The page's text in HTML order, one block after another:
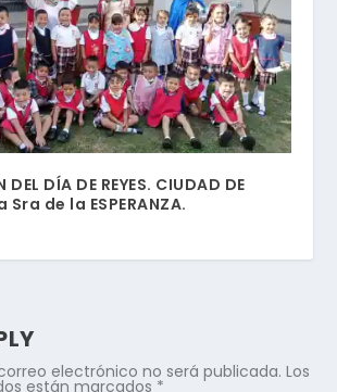
DEL DÍA DE REYES. CIUDAD DE
Sra de la ESPERANZA.
electrónico no será publicada. Los
están marcados *